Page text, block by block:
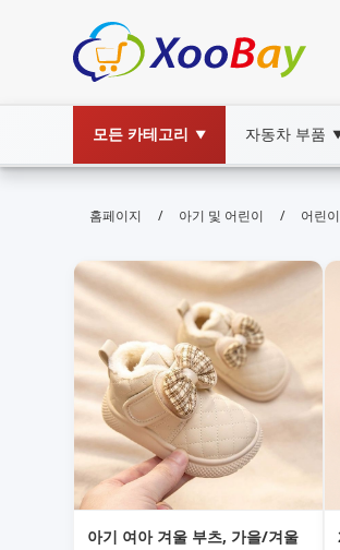
모든 카테고리 ▼ 자동차 부품
어린이 신발 |
아이의 발 건강과 편안함을 최우선으
홈페이지 / 아기 및 어린이 / 어린
아기 여아 겨울 부츠, 가을/겨울